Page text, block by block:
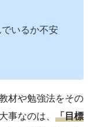
いるか不安
材や勉強法をその
事なのは、 「目標